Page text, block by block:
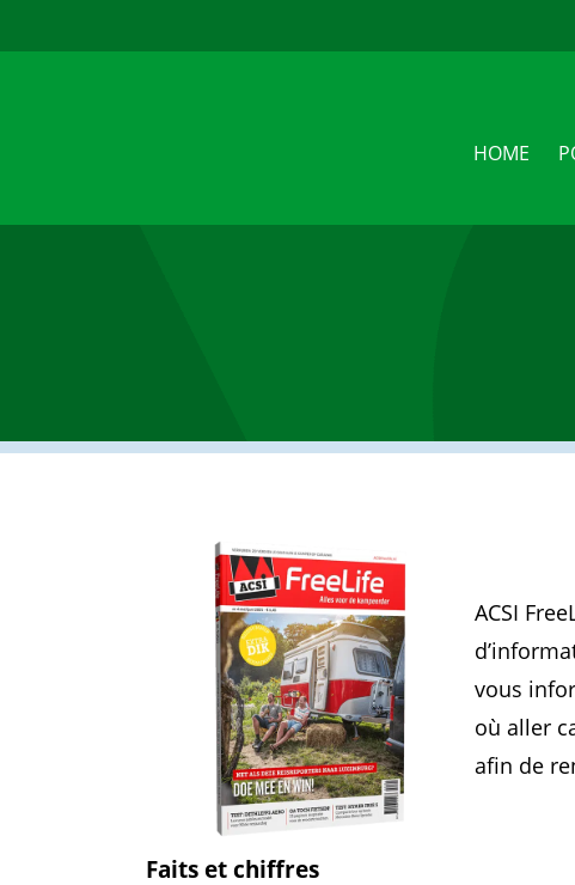
HOME
ACSI
vous
où aller
afin de
Faits et chiffres